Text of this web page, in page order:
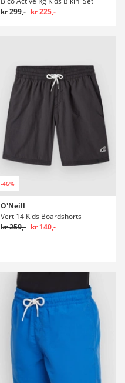
kr 299,- kr 225,-
-46%
O'Neill
Vert 14 Kids Boardshorts
kr 259,- kr 140,-